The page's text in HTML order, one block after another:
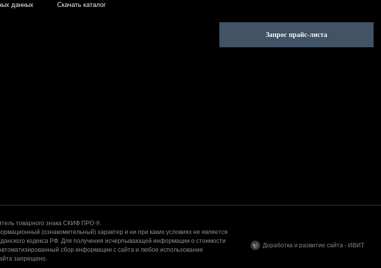
данных Скачать каталог
Запрос прайс-листа
товарного знака СКИФ ПРО ®.
(ознакомительный) характер и ни при каких условиях не является
кодекса РФ. Для получения исчерпывающей информации о стоимости
сбор информации с сайта и любое использование
запрещено.
Доработка и развитие сайта - ИВИТ